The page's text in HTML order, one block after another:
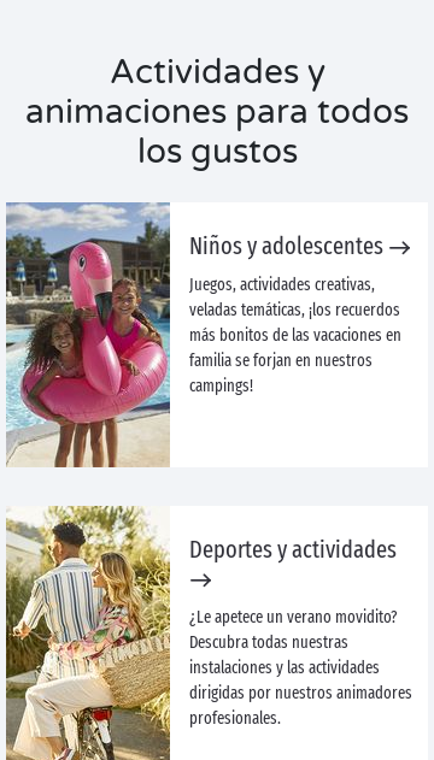
Actividades y
animaciones para todos
los gustos
Niños y adolescentes
Juegos, actividades creativas,
veladas temáticas, ¡los recuerdos
más bonitos de las vacaciones en
familia se forjan en nuestros
campings!
Deportes y actividades
¿Le apetece un verano movidito?
Descubra todas nuestras
instalaciones y las actividades
dirigidas por nuestros animadores
profesionales.